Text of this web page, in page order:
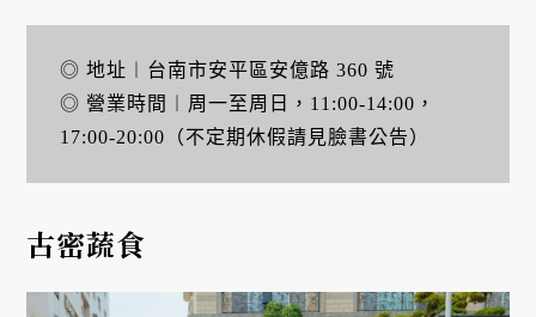
◎ 地址︱台南市安平區安億路 360 號
◎ 營業時間︱周一至周日，11:00-14:00，
17:00-20:00（不定期休假請見臉書公告）
古密蔬食